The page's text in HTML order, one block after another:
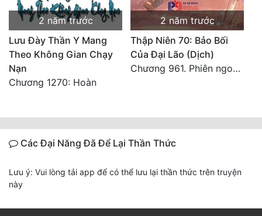
2 năm trước
Lưu Đày Thần Y Mang
Theo Không Gian Chạy
Nạn
Chương 1270: Hoàn
2 năm trước
Thập Niên 70: Bảo Bối
Của Đại Lão (Dịch)
Chương 961. Phiên ngoại 10
Các Đại Năng Đã Để Lại Thần Thức
Lưu ý: Vui lòng tải app để có thể lưu lại thần thức trên truyện
này